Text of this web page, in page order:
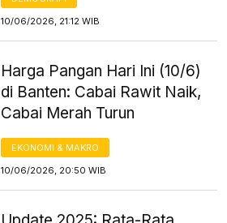
10/06/2026, 21:12 WIB
Harga Pangan Hari Ini (10/6)
di Banten: Cabai Rawit Naik,
Cabai Merah Turun
EKONOMI & MAKRO
10/06/2026, 20:50 WIB